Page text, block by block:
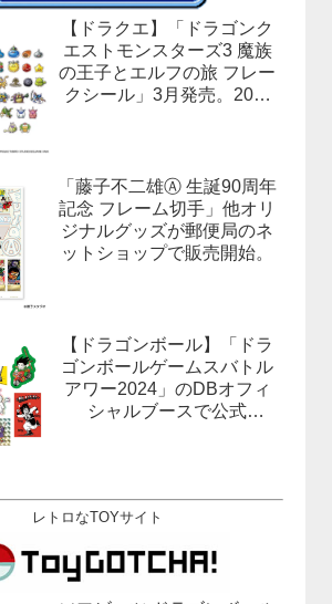
【ドラクエ】「ドラゴンク
エストモンスターズ3 魔族
の王子とエルフの旅 フレー
クシール」3月発売。20柄
「藤子不二雄Ⓐ 生誕90周年
記念 フレーム切手」他オリ
ジナルグッズが郵便局のネ
ットショップで販売開始。
【ドラゴンボール】「ドラ
ゴンボールゲームスバトル
アワー2024」のDBオフィ
シャルブースで公式
る。1月27日,28日@ロサン
ゼルス。
レトロなTOYサイト